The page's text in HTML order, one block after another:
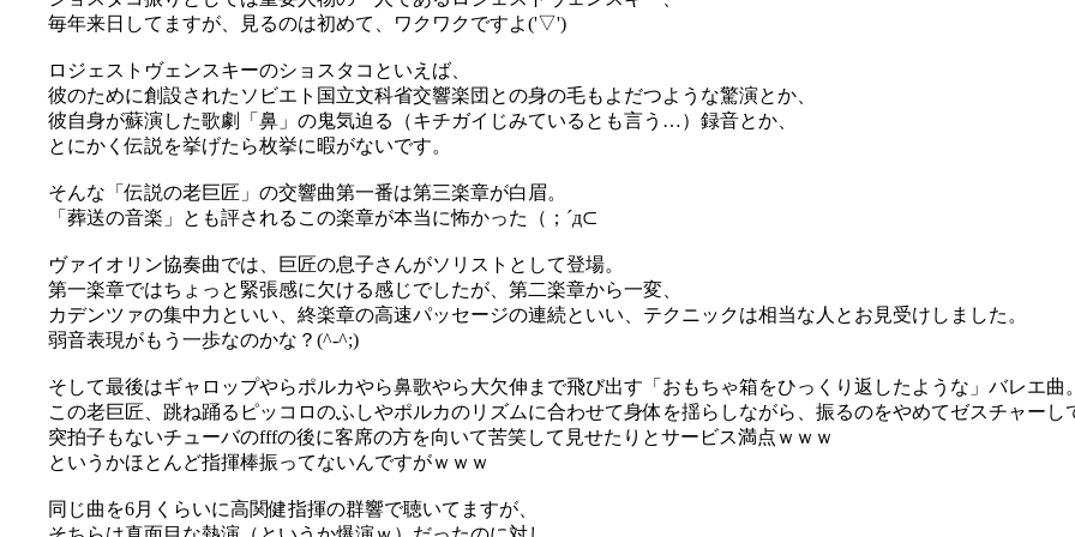
毎年来日してますが、見るのは初めて、ワクワクですよ('▽')
ロジェストヴェンスキーのショスタコといえば、
彼のために創設されたソビエト国立文科省交響楽団との身の毛もよだつような驚演とか、
彼自身が蘇演した歌劇「鼻」の鬼気迫る（キチガイじみているとも言う…）録音とか、
とにかく伝説を挙げたら枚挙に暇がないです。
そんな「伝説の老巨匠」の交響曲第一番は第三楽章が白眉。
「葬送の音楽」とも評されるこの楽章が本当に怖かった（；´д⊂
ヴァイオリン協奏曲では、巨匠の息子さんがソリストとして登場。
第一楽章ではちょっと緊張感に欠ける感じでしたが、第二楽章から一変、
カデンツァの集中力といい、終楽章の高速パッセージの連続といい、テクニックは相当な人とお見受けしました。
弱音表現がもう一歩なのかな？(^-^;)
そして最後はギャロップやらポルカやら鼻歌やら大欠伸まで飛び出す「おもちゃ箱をひっくり返したような」バレエ曲。
この老巨匠、跳ね踊るピッコロのふしやポルカのリズムに合わせて身体を揺らしながら、振るのをやめてゼスチャーし
突拍子もないチューバのfffの後に客席の方を向いて苦笑して見せたりとサービス満点ｗｗｗ
というかほとんど指揮棒振ってないんですがｗｗｗ
同じ曲を6月くらいに高関健指揮の群響で聴いてますが、